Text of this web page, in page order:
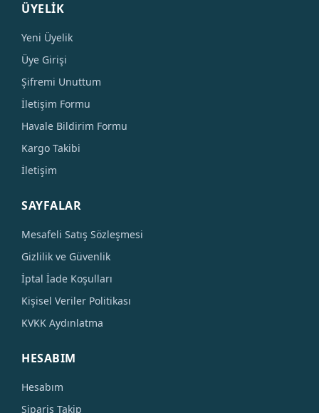
ÜYELİK
Yeni Üyelik
Üye Girişi
Şifremi Unuttum
İletişim Formu
Havale Bildirim Formu
Kargo Takibi
İletişim
SAYFALAR
Mesafeli Satış Sözleşmesi
Gizlilik ve Güvenlik
İptal İade Koşulları
Kişisel Veriler Politikası
KVKK Aydınlatma
HESABIM
Hesabım
Sipariş Takip